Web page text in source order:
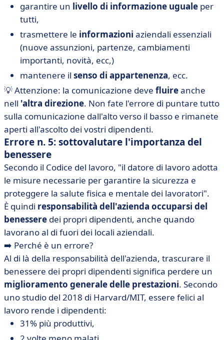
garantire un livello di informazione uguale per
tutti,
trasmettere le informazioni aziendali essenziali
(nuove assunzioni, partenze, cambiamenti
importanti, novità, ecc,)
mantenere il senso di appartenenza, ecc.
💡 Attenzione: la comunicazione deve fluireanche
nell 'altra direzione. Non fate l'errore di puntare tutto
sulla comunicazione dall'alto verso il basso e rimanete
aperti all'ascolto dei vostri dipendenti.
Errore n. 5: sottovalutare l'importanza del
benessere
Secondo il Codice del lavoro, "il datore di lavoro adotta
le misure necessarie per garantire la sicurezza e
proteggere la salute fisica e mentale dei lavoratori".
È quindi responsabilità dell'azienda occuparsi del
benessere dei propri dipendenti, anche quando
lavorano al di fuori dei locali aziendali.
➡️ Perché è un errore?
Al di là della responsabilità dell'azienda, trascurare il
benessere dei propri dipendenti significa perdere un
miglioramento generale delle prestazioni. Secondo
uno studio del 2018 di Harvard/MIT, essere felici al
lavoro rende i dipendenti:
31% più produttivi,